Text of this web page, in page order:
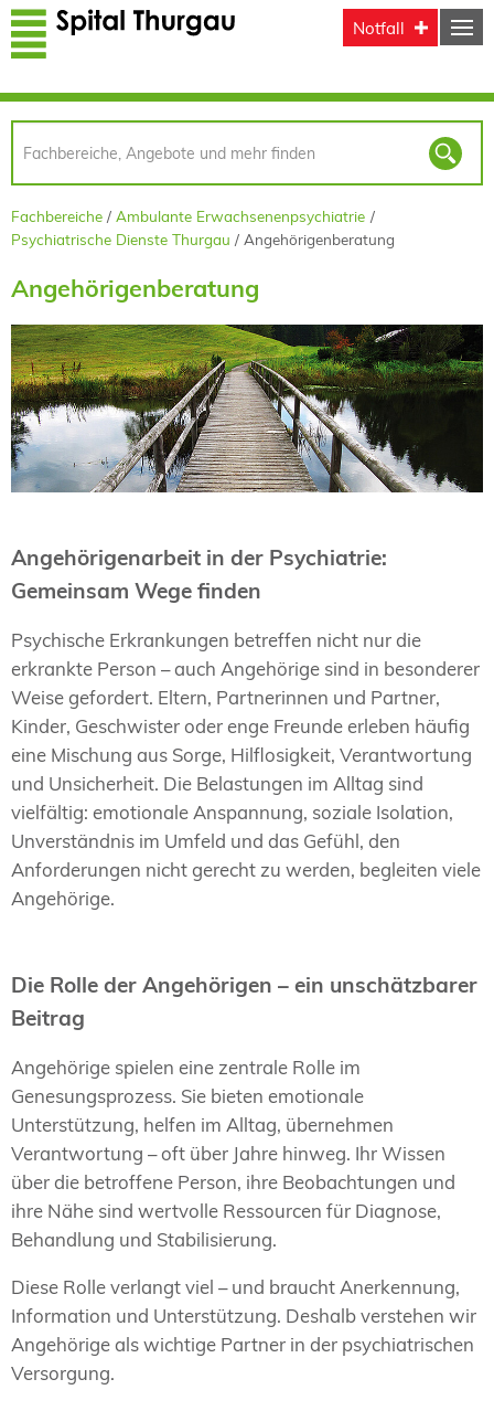
Direkt zum Inhalt
Notfall
Fachbereiche
Ambulante Erwachsenenpsychiatrie
Psychiatrische Dienste Thurgau
Angehörigenberatung
Angehörigenberatung
Angehörigenarbeit in der Psychiatrie:
Gemeinsam Wege finden
Psychische Erkrankungen betreffen nicht nur die
erkrankte Person – auch Angehörige sind in besonderer
Weise gefordert. Eltern, Partnerinnen und Partner,
Kinder, Geschwister oder enge Freunde erleben häufig
eine Mischung aus Sorge, Hilflosigkeit, Verantwortung
und Unsicherheit. Die Belastungen im Alltag sind
vielfältig: emotionale Anspannung, soziale Isolation,
Unverständnis im Umfeld und das Gefühl, den
Anforderungen nicht gerecht zu werden, begleiten viele
Angehörige.
Die Rolle der Angehörigen – ein unschätzbarer
Beitrag
Angehörige spielen eine zentrale Rolle im
Genesungsprozess. Sie bieten emotionale
Unterstützung, helfen im Alltag, übernehmen
Verantwortung – oft über Jahre hinweg. Ihr Wissen
über die betroffene Person, ihre Beobachtungen und
ihre Nähe sind wertvolle Ressourcen für Diagnose,
Behandlung und Stabilisierung.
Diese Rolle verlangt viel – und braucht Anerkennung,
Information und Unterstützung. Deshalb verstehen wir
Angehörige als wichtige Partner in der psychiatrischen
Versorgung.